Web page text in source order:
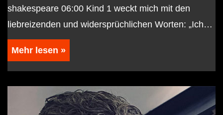
shakespeare 06:00 Kind 1 weckt mich mit den
liebreizenden und widersprüchlichen Worten: „Ich…
Mehr lesen »